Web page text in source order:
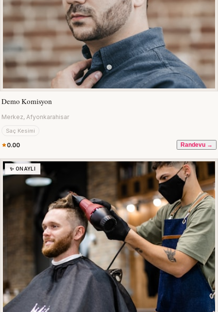
Demo Komisyon
Merkez, Afyonkarahisar
Saç Kesimi
0.00 Randevu →
✨ ONAYLI